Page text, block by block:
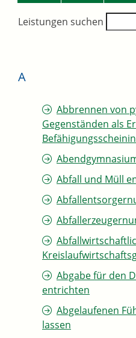
Leistungen suchen
A
Abbrennen von
Gegenständen als
Abfall und Müll
Abgabe für den
entrichten
Abgelaufenen
lassen